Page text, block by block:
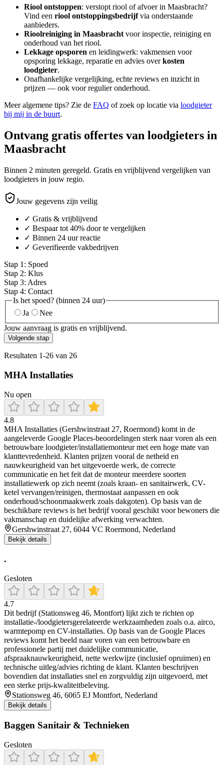
Riool ontstoppen: verstopt riool of afvoer in Maasbracht?
Vind een riool ontstoppingsbedrijfvia onderstaande
aanbieders.
Rioolreiniging in Maasbracht voor inspectie, reiniging en
onderhoud van het riool.
Lekkage opsporen en leidingwerk: vakmensen voor
opsporing lekkage, reparatie en advies overkosten
loodgieter.
Onafhankelijke vergelijking, echte reviews en inzicht in
prijzen — ook voor regulier onderhoud.
Meer algemene tips? Zie de FAQ of zoek op locatie via loodgieter
bij mij in de buurt.
Ontvang gratis offertes van loodgieters in
Maasbracht
Binnen 2 minuten geregeld. Gratis en vrijblijvend vergelijken van
loodgieters in jouw regio.
Jouw gegevens zijn veilig
✓ Gratis & vrijblijvend
✓ Bespaar tot 40% door te vergelijken
✓ Binnen 24 uur reactie
✓ Geverifieerde vakbedrijven
Stap 1 : Spoed
Stap 2: Klus
Stap 3: Adres
Stap 4: Contact
Is het spoed? (binnen 24 uur)
Ja
Nee
Jouw aanvraag is gratis en vrijblijvend.
Volgende stap
Resultaten 1-26 van 26
MHA Installaties
Nu open
4.8
MHA Installaties (Gershwinstraat 27, Roermond) komt in de
aangeleverde Google Places-beoordelingen sterk naar voren als een
betrouwbare loodgieter/installatiemonteur met een hoge mate van
klanttevredenheid. Klanten prijzen vooral de netheid en
nauwkeurigheid van het uitgevoerde werk, de correcte
communicatie en het feit dat de monteur meerdere soorten
installatiewerk op zich neemt (zoals kraan- en sanitairwerk, CV-
ketel vervangen/reinigen, thermostaat aanpassen en ook
onderhoud/schoonmaakwerk zoals dakgoten). Op basis van de
beschikbare reviews is het bedrijf vooral geschikt voor bewoners die
vakmanschap en duidelijke afwerking verwachten.
Gershwinstraat 27, 6044 VC Roermond, Nederland
Bekijk details
.
Gesloten
4.7
Dit bedrijf (Stationsweg 46, Montfort) lijkt zich te richten op
installatie-/loodgietersgerelateerde werkzaamheden zoals o.a. airco,
warmtepomp en CV-installaties. Op basis van de Google Places
reviews komt het beeld naar voren van een betrouwbare en
professionele partij met duidelijke communicatie,
afspraaknauwkeurigheid, nette werkwijze (inclusief opruimen) en
technische uitleg/advies richting de klant. Klanten beschrijven
bovendien dat installaties snel en zorgvuldig zijn uitgevoerd, met
een sterke prijs-kwaliteitbeleving.
Stationsweg 46, 6065 EJ Montfort, Nederland
Bekijk details
Baggen Sanitair & Technieken
Gesloten